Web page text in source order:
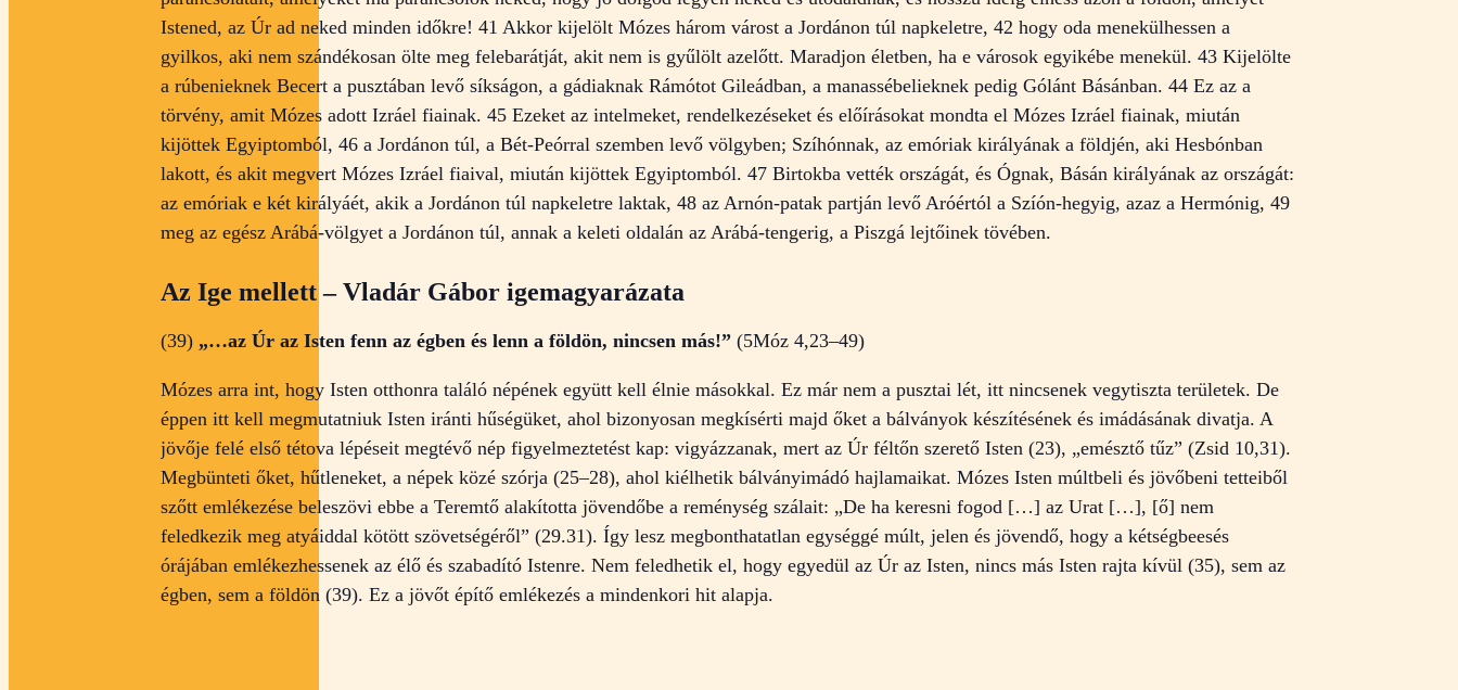
Istened, az Úr ad neked minden időkre! 41 Akkor kijelölt Mózes három várost a Jordánon túl napkeletre, 42 hogy oda menekülhessen a
gyilkos, aki nem szándékosan ölte meg felebarátját, akit nem is gyűlölt azelőtt. Maradjon életben, ha e városok egyikébe menekül. 43 Kijelölte
a rúbenieknek Becert a pusztában levő síkságon, a gádiaknak Rámótot Gileádban, a manassébelieknek pedig Gólánt Básánban. 44 Ez az a
törvény, amit Mózes adott Izráel fiainak. 45 Ezeket az intelmeket, rendelkezéseket és előírásokat mondta el Mózes Izráel fiainak, miután
kijöttek Egyiptomból, 46 a Jordánon túl, a Bét-Peórral szemben levő völgyben; Szíhónnak, az emóriak királyának a földjén, aki Hesbónban
lakott, és akit megvert Mózes Izráel fiaival, miután kijöttek Egyiptomból. 47 Birtokba vették országát, és Ógnak, Básán királyának az országát:
az emóriak e két királyáét, akik a Jordánon túl napkeletre laktak, 48 az Arnón-patak partján levő Aróértól a Szíón-hegyig, azaz a Hermónig, 49
meg az egész Arábá-völgyet a Jordánon túl, annak a keleti oldalán az Arábá-tengerig, a Piszgá lejtőinek tövében.
Az Ige mellett – Vladár Gábor igemagyarázata
(39) „…az Úr az Isten fenn az égben és lenn a földön, nincsen más!” (5Móz 4,23–49)
Mózes arra int, hogy Isten otthonra találó népének együtt kell élnie másokkal. Ez már nem a pusztai lét, itt nincsenek vegytiszta területek. De
éppen itt kell megmutatniuk Isten iránti hűségüket, ahol bizonyosan megkísérti majd őket a bálványok készítésének és imádásának divatja. A
jövője felé első tétova lépéseit megtévő nép figyelmeztetést kap: vigyázzanak, mert az Úr féltőn szerető Isten (23), „emésztő tűz” (Zsid 10,31).
Megbünteti őket, hűtleneket, a népek közé szórja (25–28), ahol kiélhetik bálványimádó hajlamaikat. Mózes Isten múltbeli és jövőbeni tetteiből
szőtt emlékezése beleszövi ebbe a Teremtő alakította jövendőbe a reménység szálait: „De ha keresni fogod […] az Urat […], [ő] nem
feledkezik meg atyáiddal kötött szövetségéről” (29.31). Így lesz megbonthatatlan egységgé múlt, jelen és jövendő, hogy a kétségbeesés
órájában emlékezhessenek az élő és szabadító Istenre. Nem feledhetik el, hogy egyedül az Úr az Isten, nincs más Isten rajta kívül (35), sem az
égben, sem a földön (39). Ez a jövőt építő emlékezés a mindenkori hit alapja.